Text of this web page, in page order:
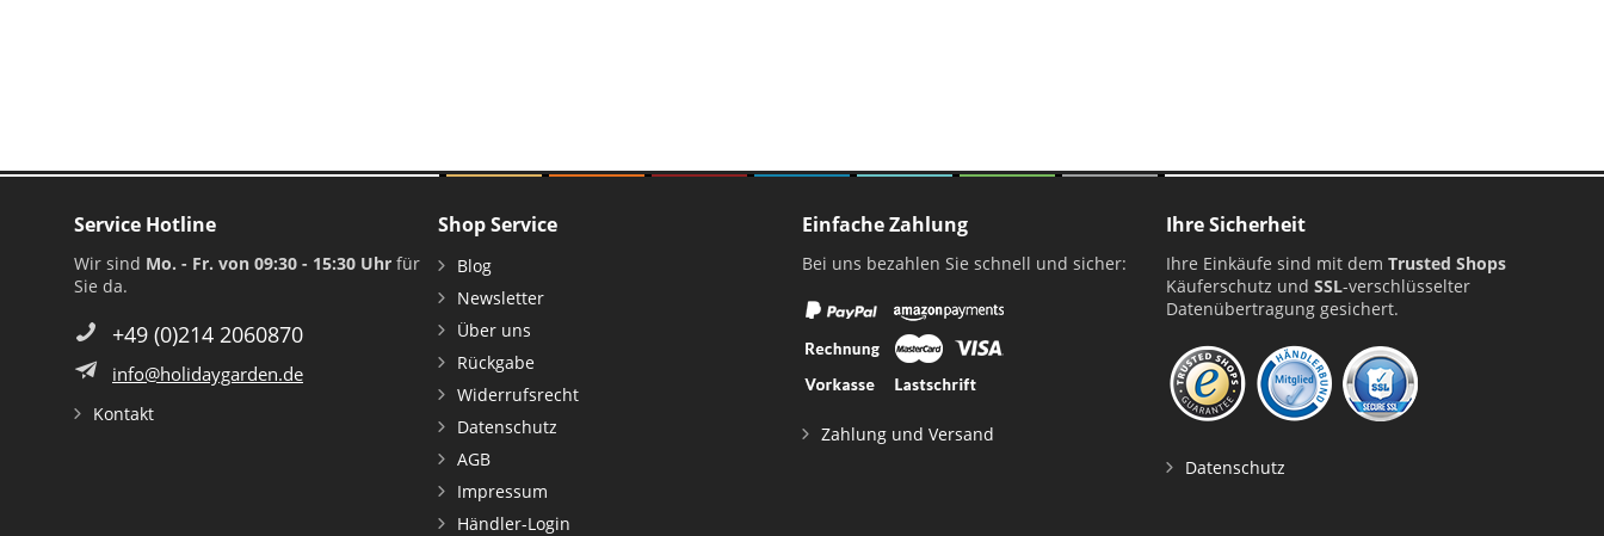
Service Hotline
Wir sind Mo. - Fr. von 09:30 - 15:30 Uhr für
Sie da.
+49 (0)214 2060870
info@holidaygarden.de
Kontakt
Shop Service
Blog
Newsletter
Über uns
Rückgabe
Widerrufsrecht
Datenschutz
AGB
Impressum
Händler-Login
Einfache Zahlung
Bei uns bezahlen Sie schnell und sicher:
Zahlung und Versand
Ihre Sicherheit
Ihre Einkäufe sind mit dem Trusted Shops
Käuferschutz und SSL-verschlüsselter
Datenübertragung gesichert.
Datenschutz